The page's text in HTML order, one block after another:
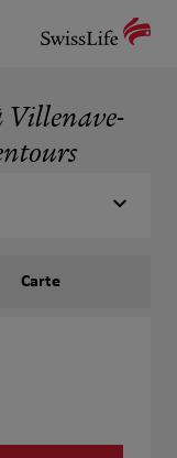
Villenave-
Carte